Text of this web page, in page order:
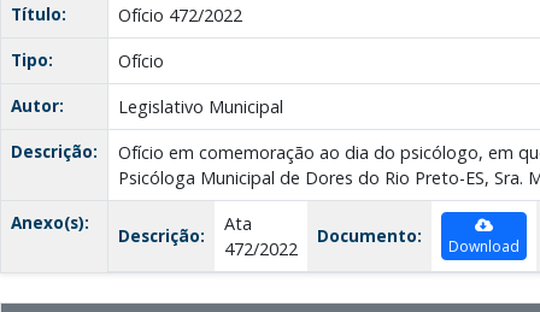
Título:
Ofício 472/2022
Tipo:
Ofício
Autor:
Legislativo Municipal
Descrição:
Ofício em comemoração ao dia do psicólogo, em
Psicóloga Municipal de Dores do Rio Preto-ES, Sra.
Anexo(s):
Descrição:
Ata
472/2022
Documento: Download